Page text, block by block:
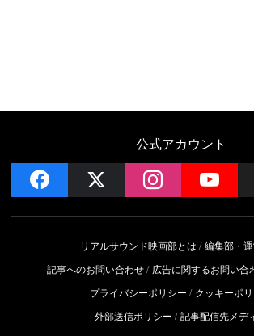
公式アカウント
facebook instagram
リアルサウンド映画部とは
編集部・
記事へのお問い合わせ
広告に関するお問い合
プライバシーポリシー
クッキーポ
外部送信ポリシー
記事配信先メデ